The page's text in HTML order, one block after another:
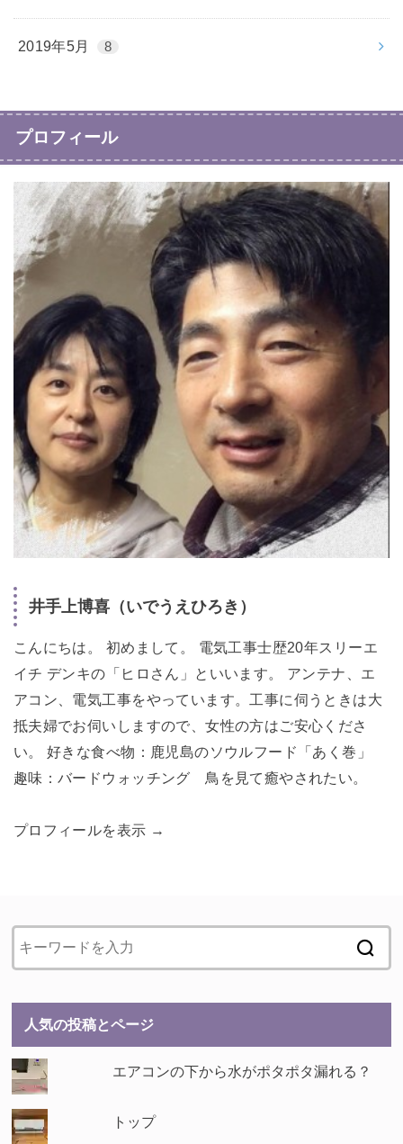
2019年5月 8
プロフィール
井手上博喜（いでうえひろき）
こんにちは。 初めまして。 電気工事士歴20年スリーエ
イチ デンキの「ヒロさん」といいます。 アンテナ、エ
アコン、電気工事をやっています。工事に伺うときは大
抵夫婦でお伺いしますので、女性の方はご安心くださ
い。 好きな食べ物：鹿児島のソウルフード「あく巻」
趣味：バードウォッチング 鳥を見て癒やされたい。
プロフィールを表示 →
人気の投稿とページ
エアコンの下から水がポタポタ漏れる？
トップ